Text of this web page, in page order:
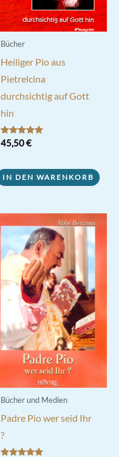
Bücher
Heiliger Pio aus
Pietrelcina
durchsichtig auf Gott
hin
Bewertet mit
5.00
45,50€
IN DEN WARENKORB
Bücher und Medien
Padre Pio wer seid Ihr
?